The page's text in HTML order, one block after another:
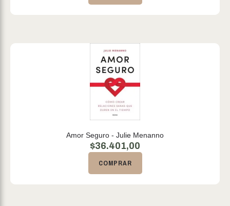
Amor Seguro - Julie Menanno
$36.401,00
COMPRAR